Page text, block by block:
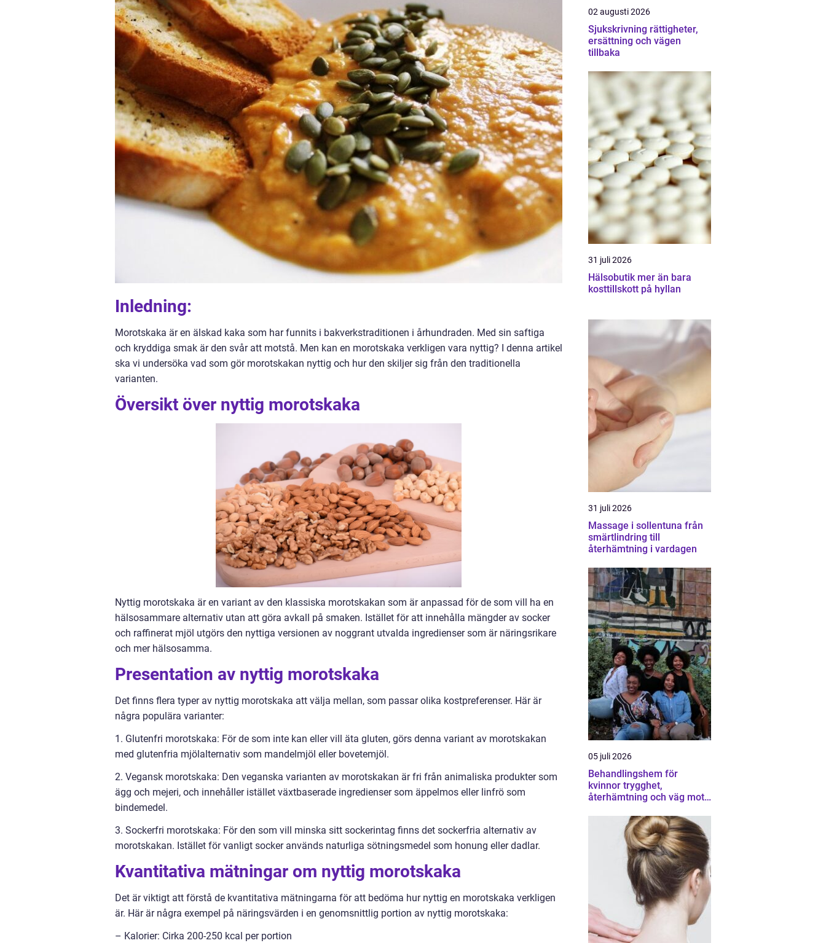
Inledning:
Morotskaka är en älskad kaka som har funnits i bakverkstraditionen i århundraden. Med sin saftiga
och kryddiga smak är den svår att motstå. Men kan en morotskaka verkligen vara nyttig? I denna artikel
ska vi undersöka vad som gör morotskakan nyttig och hur den skiljer sig från den traditionella
varianten.
Översikt över nyttig morotskaka
Nyttig morotskaka är en variant av den klassiska morotskakan som är anpassad för de som vill ha en
hälsosammare alternativ utan att göra avkall på smaken. Istället för att innehålla mängder av socker
och raffinerat mjöl utgörs den nyttiga versionen av noggrant utvalda ingredienser som är näringsrikare
och mer hälsosamma.
Presentation av nyttig morotskaka
Det finns flera typer av nyttig morotskaka att välja mellan, som passar olika kostpreferenser. Här är
några populära varianter:
1. Glutenfri morotskaka: För de som inte kan eller vill äta gluten, görs denna variant av morotskakan
med glutenfria mjölalternativ som mandelmjöl eller bovetemjöl.
2. Vegansk morotskaka: Den veganska varianten av morotskakan är fri från animaliska produkter som
ägg och mejeri, och innehåller istället växtbaserade ingredienser som äppelmos eller linfrö som
bindemedel.
3. Sockerfri morotskaka: För den som vill minska sitt sockerintag finns det sockerfria alternativ av
morotskakan. Istället för vanligt socker används naturliga sötningsmedel som honung eller dadlar.
Kvantitativa mätningar om nyttig morotskaka
Det är viktigt att förstå de kvantitativa mätningarna för att bedöma hur nyttig en morotskaka verkligen
är. Här är några exempel på näringsvärden i en genomsnittlig portion av nyttig morotskaka:
– Kalorier: Cirka 200-250 kcal per portion
02 augusti 2026
Sjukskrivning rättigheter,
ersättning och vägen
tillbaka
31 juli 2026
Hälsobutik mer än bara
kosttillskott på hyllan
31 juli 2026
Massage i sollentuna från
smärtlindring till
återhämtning i vardagen
05 juli 2026
Behandlingshem för
kvinnor trygghet,
återhämtning och väg mot